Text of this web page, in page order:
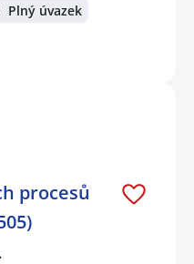
Plný úvazek
procesů